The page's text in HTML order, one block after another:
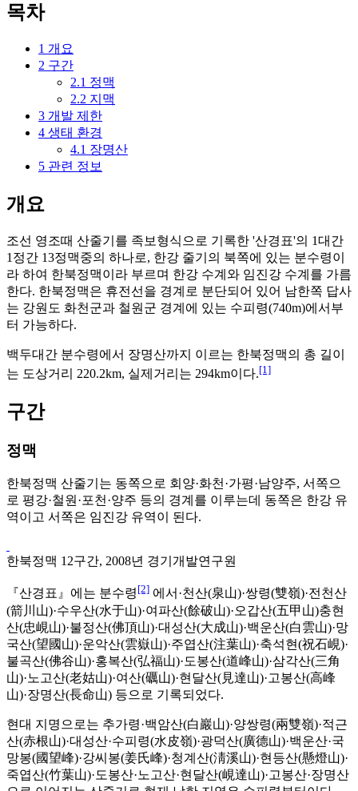
목차
1 개요
2 구간
2.1 정맥
2.2 지맥
3 개발 제한
4 생태 환경
4.1 장명산
5 관련 정보
개요
조선 영조때 산줄기를 족보형식으로 기록한 '산경표'의 1대간
1정간 13정맥중의 하나로, 한강 줄기의 북쪽에 있는 분수령이
라 하여 한북정맥이라 부르며 한강 수계와 임진강 수계를 가름
한다. 한북정맥은 휴전선을 경계로 분단되어 있어 남한쪽 답사
는 강원도 화천군과 철원군 경계에 있는 수피령(740m)에서부
터 가능하다.
백두대간 분수령에서 장명산까지 이르는 한북정맥의 총 길이
는 도상거리 220.2km, 실제거리는 294km이다.[1]
구간
정맥
한북정맥 산줄기는 동쪽으로 회양·화천·가평·남양주, 서쪽으
로 평강·철원·포천·양주 등의 경계를 이루는데 동쪽은 한강 유
역이고 서쪽은 임진강 유역이 된다.
한북정맥 12구간, 2008년 경기개발연구원
『산경표』에는 분수령 [2] 에서·천산(泉山)·쌍령(雙嶺)·전천산
(箭川山)·수우산(水于山)·여파산(餘破山)·오갑산(五甲山)충현
산(忠峴山)·불정산(佛頂山)·대성산(大成山)·백운산(白雲山)·망
국산(望國山)·운악산(雲嶽山)·주엽산(注葉山)·축석현(祝石峴)·
불곡산(佛谷山)·홍복산(弘福山)·도봉산(道峰山)·삼각산(三角
山)·노고산(老姑山)·여산(礪山)·현달산(見達山)·고봉산(高峰
山)·장명산(長命山) 등으로 기록되었다.
현대 지명으로는 추가령·백암산(白巖山)·양쌍령(兩雙嶺)·적근
산(赤根山)·대성산·수피령(水皮嶺)·광덕산(廣德山)·백운산·국
망봉(國望峰)·강씨봉(姜氏峰)·청계산(淸溪山)·현등산(懸燈山)·
죽엽산(竹葉山)·도봉산·노고산·현달산(峴達山)·고봉산·장명산